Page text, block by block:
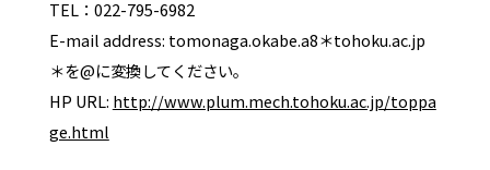
TEL：022-795-6982
E-mail address: tomonaga.okabe.a8＊tohoku.ac.jp
＊を@に変換してください。
HP URL: http://www.plum.mech.tohoku.ac.jp/toppa
ge.html